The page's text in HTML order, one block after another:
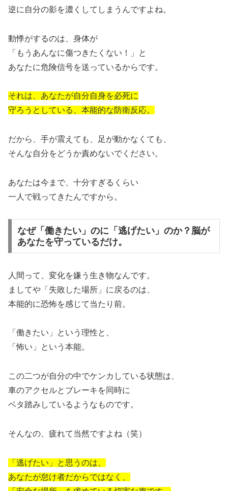
逆に自分の影を濃くしてしまうんですよね。
動悸がするのは、身体が
「もうあんなに傷つきたくない！」と
あなたに危険信号を送っているからです。
それは、あなたが自分自身を必死に
守ろうとしている、本能的な防衛反応。
だから、手が震えても、足が動かなくても、
そんな自分をどうか責めないでください。
あなたは今まで、十分すぎるくらい
一人で戦ってきたんですから。
なぜ「働きたい」のに「逃げたい」のか？脳が
あなたを守っているだけ。
人間って、変化を嫌う生き物なんです。
ましてや「失敗した場所」に戻るのは、
本能的に恐怖を感じて当たり前。
「働きたい」という理性と、
「怖い」という本能。
この二つが自分の中でケンカしている状態は、
車のアクセルとブレーキを同時に
ベタ踏みしているようなものです。
そんなの、疲れて当然ですよね（笑）
「逃げたい」と思うのは、
あなたが怠け者だからではなく、